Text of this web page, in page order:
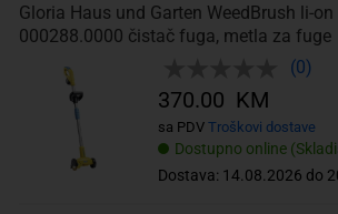
Gloria Haus und Garten WeedBrush li-
000288.0000 čistač fuga, metla za fuge
(0)
Dostupno online
Dostava: 14.08.2026 do
370.00 KM
sa PDV Troškovi dostave